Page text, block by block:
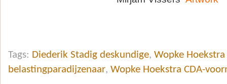
Tags: Diederik Stadig deskundige, Wopke Hoekstra
belastingparadijzenaar, Wopke Hoekstra CDA-